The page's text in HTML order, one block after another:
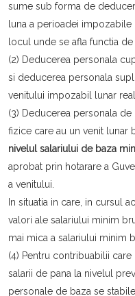
sume sub forma de
luna a perioadei
locul unde se afla functia de
(2) Deducerea personala
si deducerea personala
venitului impozabil lunar
(3) Deducerea personala
fizice care au un venit lunar
nivelul salariului de baza
aprobat prin hotarare a
a venitului.
In situatia in care, in cursul
valori ale salariului minim
mai mica a salariului minim
(4) Pentru contribuabilii
salarii de pana la nivelul
personale de baza se